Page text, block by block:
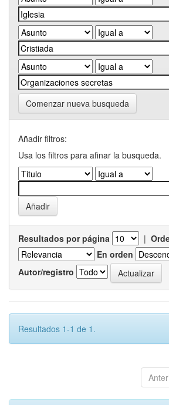
Comenzar nueva busqueda
Añadir filtros:
Usa los filtros para afinar la busqueda.
Resultados por página |
En orden
Autor/registro
Resultados 1-1 de 1.